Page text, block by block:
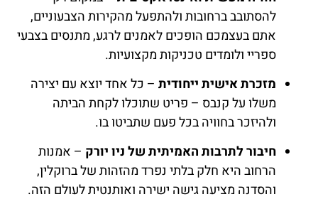
להסתובב ברחובות ולהתפעל מהקירות הצבעוניים,
אתם בעצמכם הופכים לאמנים לרגע, מתנסים בצבעי
ספריי ולומדים טכניקות מקצועיות.
מזכרת אישית ייחודית– כל אחד יוצא עם יצירה
משלו על קנבס – פריט שתוכלו לקחת הביתה
ולהיזכר בחוויה בכל פעם שתביטו בו.
חיבור לתרבות האמיתית של ניו יורק – אמנות
הרחוב היא חלק בלתי נפרד מהזהות של ברוקלין,
והסדנה מציעה גישה ישירה ואותנטית לעולם הזה.